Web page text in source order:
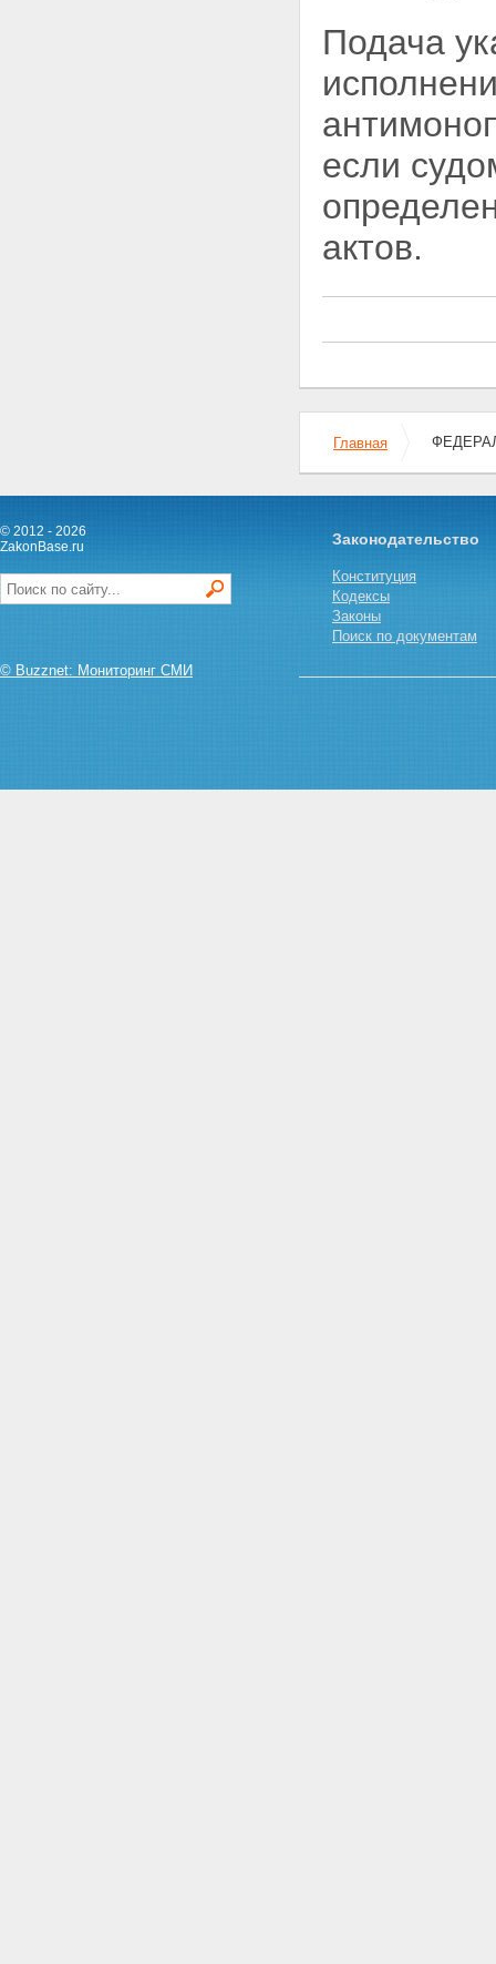
Подача
если
актов.
Главная
© 2012 - 2026
ZakonBase.ru
© Buzznet: Мониторинг СМИ
Законодательство
Конституция
Кодексы
Законы
Поиск по документам